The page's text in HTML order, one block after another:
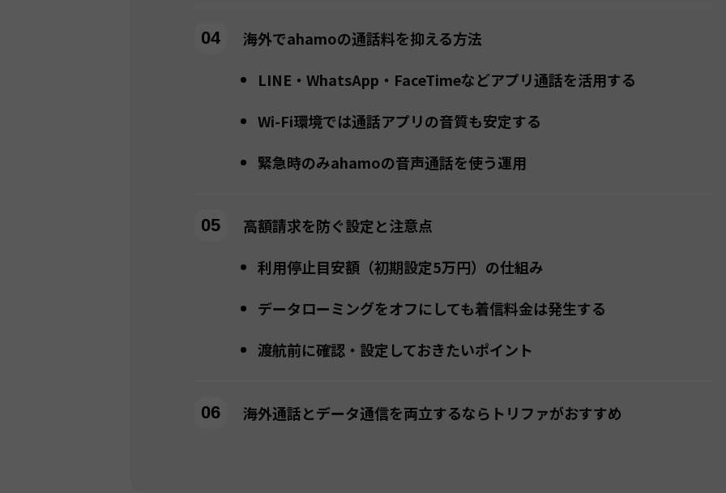
海外でahamoの通話料を抑える方法
LINE・WhatsApp・FaceTimeなどアプリ通話を活用する
Wi-Fi環境では通話アプリの音質も安定する
緊急時のみahamoの音声通話を使う運用
高額請求を防ぐ設定と注意点
利用停止目安額（初期設定5万円）の仕組み
データローミングをオフにしても着信料金は発生する
渡航前に確認・設定しておきたいポイント
海外通話とデータ通信を両立するならトリファがおすすめ